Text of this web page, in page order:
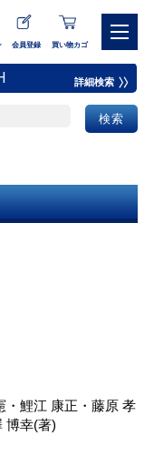
会員登録 買い物カゴ
詳細検索
・鯉江 康正 ・藤原 孝
博幸(著)